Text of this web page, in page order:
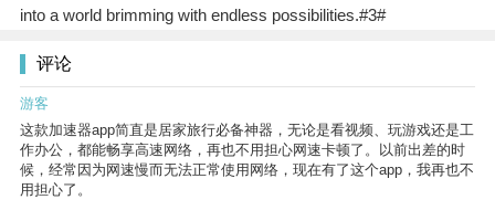
into a world brimming with endless possibilities.#3#
评论
游客
这款加速器app简直是居家旅行必备神器，无论是看视频、玩游戏还是工
作办公，都能畅享高速网络，再也不用担心网速卡顿了。以前出差的时
候，经常因为网速慢而无法正常使用网络，现在有了这个app，我再也不
用担心了。